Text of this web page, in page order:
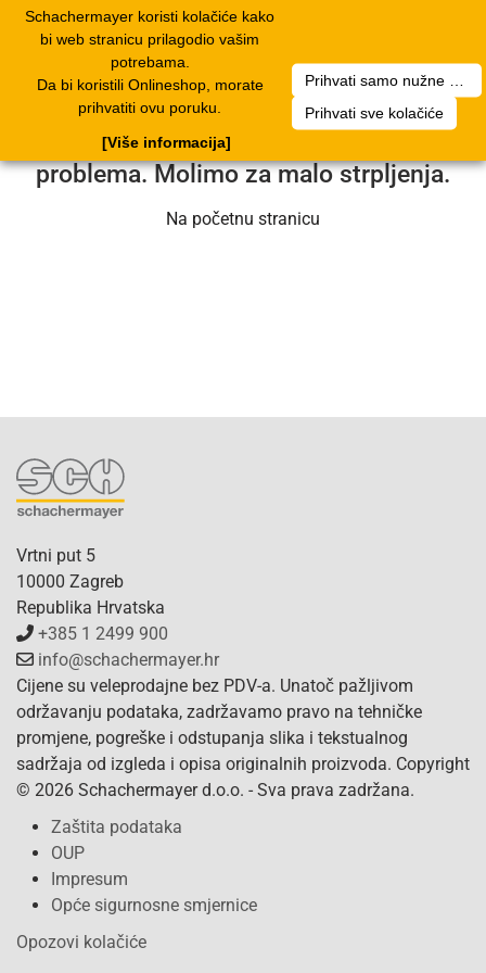
Schachermayer koristi kolačiće kako
bi web stranicu prilagodio vašim
potrebama.
Da bi koristili Onlineshop, morate
prihvatiti ovu poruku.
Prihvati sve kolačiće
[Više informacija]
Nažalost, došlo je do pogreške. Naš
servisni tim radi na rješavanju
problema. Molimo za malo strpljenja.
Na početnu stranicu
Vrtni put 5
10000 Zagreb
Republika Hrvatska
+385 1 2499 900
info@schachermayer.hr
Cijene su veleprodajne bez PDV-a. Unatoč pažljivom
održavanju podataka, zadržavamo pravo na tehničke
promjene, pogreške i odstupanja slika i tekstualnog
sadržaja od izgleda i opisa originalnih proizvoda. Copyright
© 2026 Schachermayer d.o.o. - Sva prava zadržana.
Zaštita podataka
OUP
Impresum
Opće sigurnosne smjernice
Opozovi kolačiće